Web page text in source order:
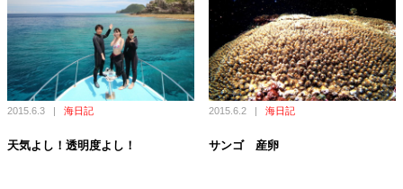
2015.6.3 | 海日記
天気よし！透明度よし！
2015.6.2 | 海日記
サンゴ 産卵